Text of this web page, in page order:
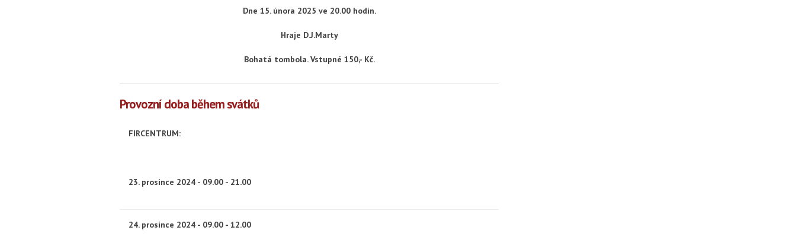
Dne 15. února 2025 ve 20.00 hodin.
Hraje D.J.Marty
Bohatá tombola. Vstupné 150,- Kč.
Provozní doba během svátků
FIRCENTRUM:
23. prosince 2024 - 09.00 - 21.00
24. prosince 2024 - 09.00 - 12.00